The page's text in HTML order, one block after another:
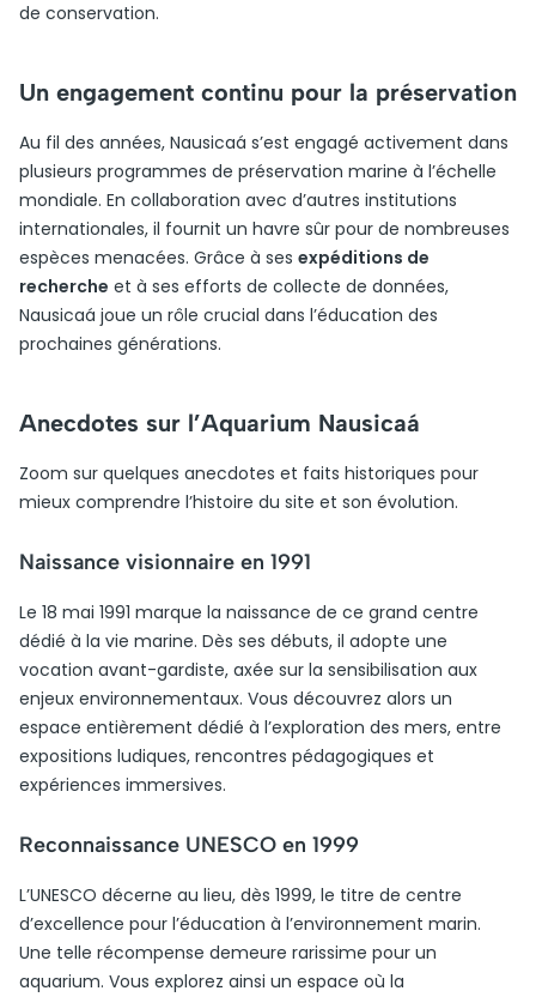
de conservation.
Un engagement continu pour la préservation
Au fil des années, Nausicaá s’est engagé activement dans
plusieurs programmes de préservation marine à l’échelle
mondiale. En collaboration avec d’autres institutions
internationales, il fournit un havre sûr pour de nombreuses
espèces menacées. Grâce à ses expéditions de
recherche et à ses efforts de collecte de données,
Nausicaá joue un rôle crucial dans l’éducation des
prochaines générations.
Anecdotes sur l’Aquarium Nausicaá
Zoom sur quelques anecdotes et faits historiques pour
mieux comprendre l’histoire du site et son évolution.
Naissance visionnaire en 1991
Le 18 mai 1991 marque la naissance de ce grand centre
dédié à la vie marine. Dès ses débuts, il adopte une
vocation avant-gardiste, axée sur la sensibilisation aux
enjeux environnementaux. Vous découvrez alors un
espace entièrement dédié à l’exploration des mers, entre
expositions ludiques, rencontres pédagogiques et
expériences immersives.
Reconnaissance UNESCO en 1999
L’UNESCO décerne au lieu, dès 1999, le titre de centre
d’excellence pour l’éducation à l’environnement marin.
Une telle récompense demeure rarissime pour un
aquarium. Vous explorez ainsi un espace où la